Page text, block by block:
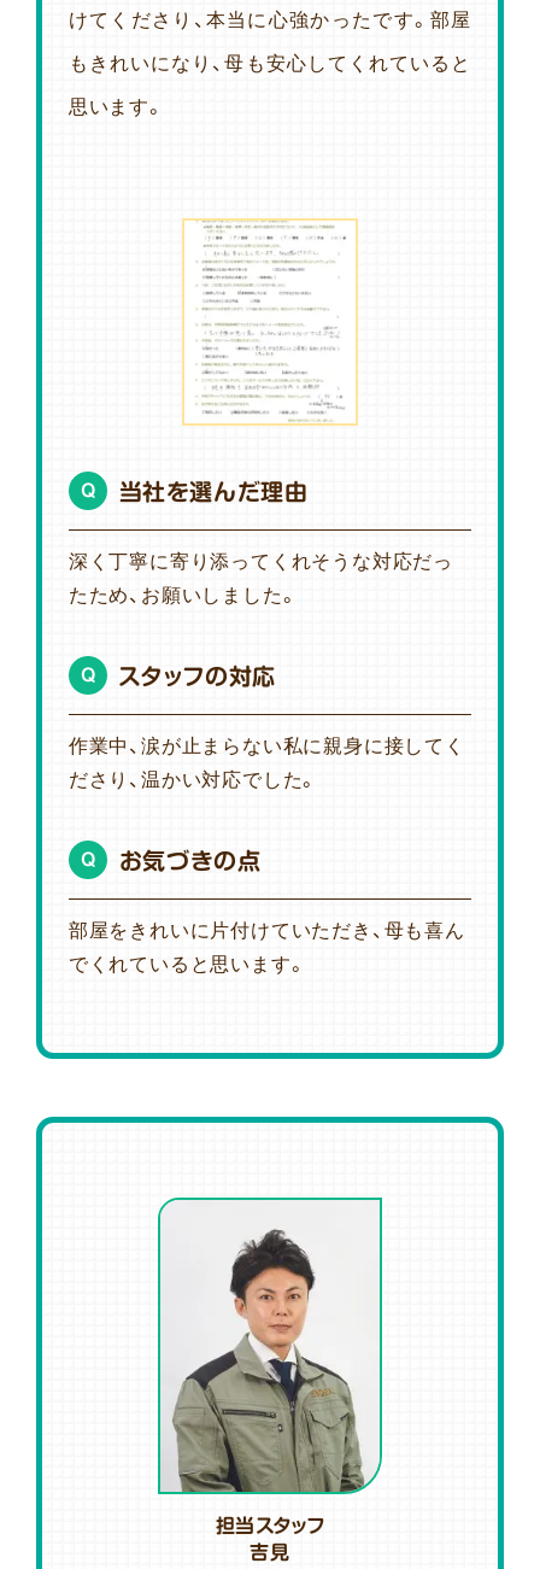
けてくださり、本当に心強かったです。部屋
もきれいになり、母も安心してくれていると
思います。
Q 当社を選んだ理由
深く丁寧に寄り添ってくれそうな対応だっ
たため、お願いしました。
Q スタッフの対応
作業中、涙が止まらない私に親身に接してく
ださり、温かい対応でした。
Q お気づきの点
部屋をきれいに片付けていただき、母も喜ん
でくれていると思います。
担当スタッフ
吉見